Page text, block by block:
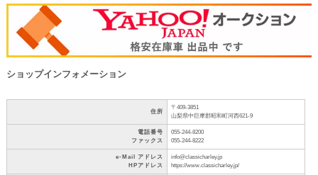
ショップインフォメーション
住所
〒409-3851
山梨県中巨摩郡昭和町河西621-9
電話番号
ファックス
055-244-8200
055-244-8222
e-Mail アドレス
HPアドレス
info@classicharley.jp
https://www.classicharley.jp/